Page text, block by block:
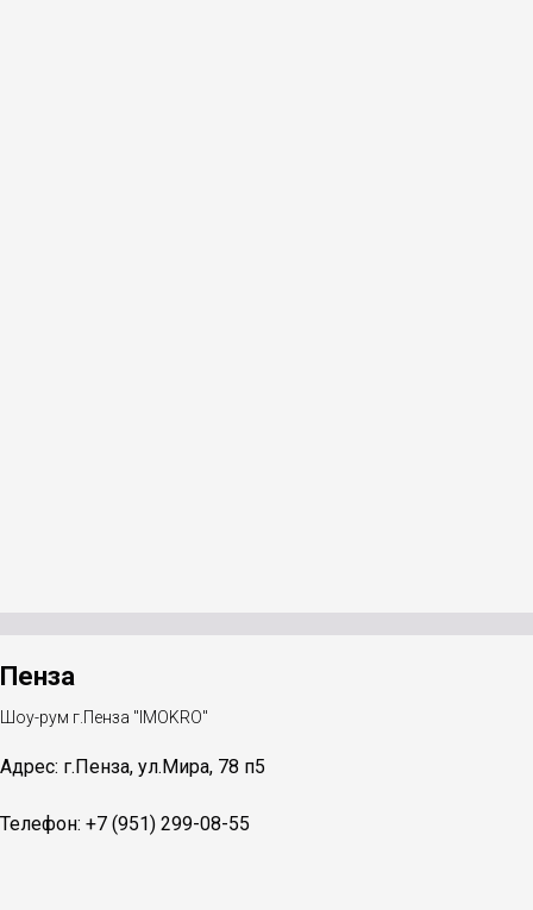
Пенза
Шоу-рум г.Пенза "IMOKRO"
Адрес: г.Пенза, ул.Мира, 78 п5
Телефон: +7 (951) 299-08-55